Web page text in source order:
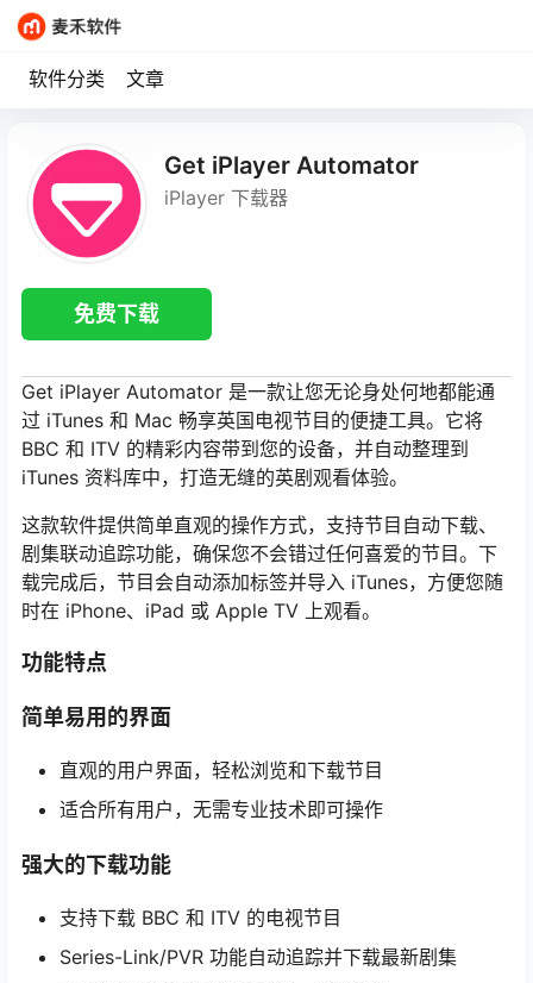
软件分类 文章
Get iPlayer Automator
iPlayer 下载器
免费下载
Get iPlayer Automator 是一款让您无论身处何地都能通
过 iTunes 和 Mac 畅享英国电视节目的便捷工具。它将
BBC 和 ITV 的精彩内容带到您的设备，并自动整理到
iTunes 资料库中，打造无缝的英剧观看体验。
这款软件提供简单直观的操作方式，支持节目自动下载、
剧集联动追踪功能，确保您不会错过任何喜爱的节目。下
载完成后，节目会自动添加标签并导入 iTunes，方便您随
时在 iPhone、iPad 或 Apple TV 上观看。
功能特点
简单易用的界面
直观的用户界面，轻松浏览和下载节目
适合所有用户，无需专业技术即可操作
强大的下载功能
支持下载 BBC 和 ITV 的电视节目
Series-Link/PVR 功能自动追踪并下载最新剧集